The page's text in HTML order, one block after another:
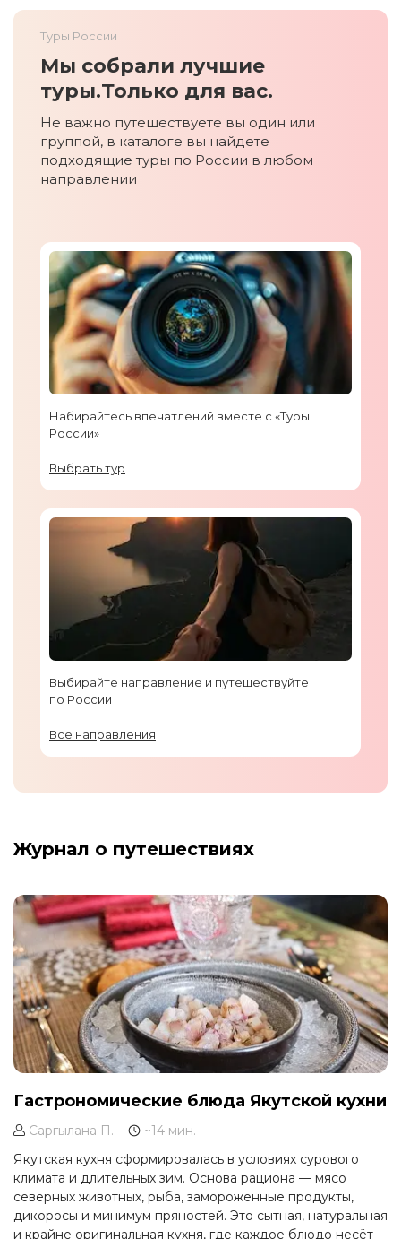
Туры России
Мы собрали лучшие
туры.Только для вас.
Не важно путешествуете вы один или
группой, в каталоге вы найдете
подходящие туры по России в любом
направлении
Набирайтесь впечатлений вместе с «Туры
России»
Выбрать тур
Выбирайте направление и путешествуйте
по России
Все направления
Журнал о путешествиях
Гастрономические блюда Якутской кухни
Саргылана П.
~14 мин.
Якутская кухня сформировалась в условиях сурового
климата и длительных зим. Основа рациона — мясо
северных животных, рыба, замороженные продукты,
дикоросы и минимум пряностей. Это сытная, натуральная
и крайне оригинальная кухня, где каждое блюдо несёт